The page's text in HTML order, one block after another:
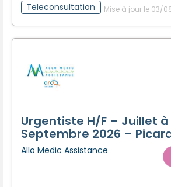
Teleconsultation
Mise à jour le 03/
Urgentiste H/F – Juillet à
Septembre 2026 –
Allo Medic Assistance